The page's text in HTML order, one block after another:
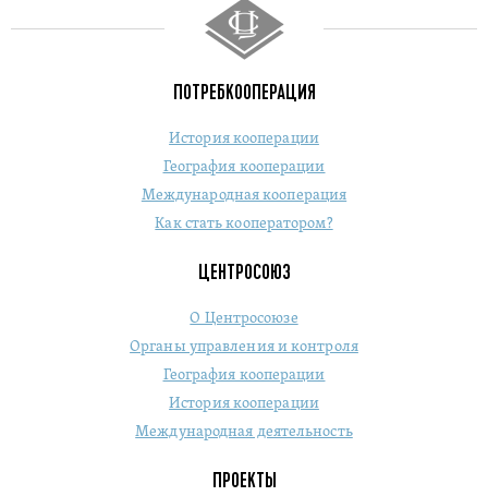
ПОТРЕБКООПЕРАЦИЯ
История кооперации
География кооперации
Международная кооперация
Как стать кооператором?
ЦЕНТРОСОЮЗ
О Центросоюзе
Органы управления и контроля
География кооперации
История кооперации
Международная деятельность
ПРОЕКТЫ